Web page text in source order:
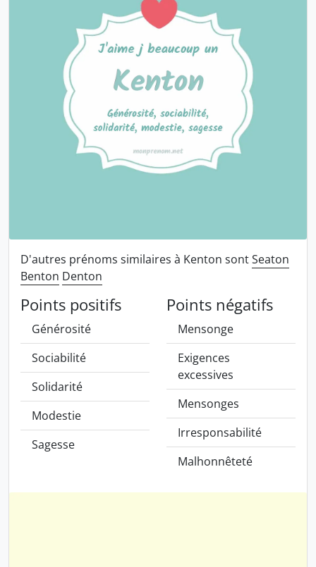
D'autres prénoms similaires à Kenton sontSeaton
Benton Denton
Points positifs
Générosité
Sociabilité
Solidarité
Modestie
Sagesse
Points négatifs
Mensonge
Exigences
excessives
Mensonges
Irresponsabilité
Malhonnêteté